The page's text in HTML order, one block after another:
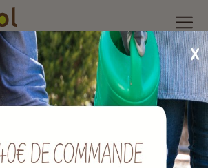
/Arrosage/Raccords plastiques et
de serrage serflex de 8 mm. pour Ø 18 à